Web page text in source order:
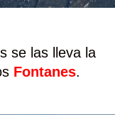
se las lleva la
Fontanes.